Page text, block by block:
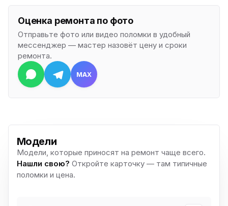
Оценка ремонта по фото
Отправьте фото или видео поломки в удобный
мессенджер — мастер назовёт цену и сроки
ремонта.
MAX
Модели
Модели, которые приносят на ремонт чаще всего.
Нашли свою? Откройте карточку — там типичные
поломки и цена.